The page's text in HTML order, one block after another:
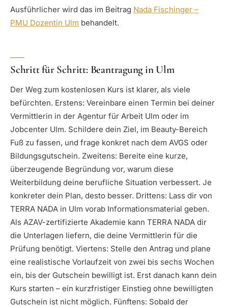
Ausführlicher wird das im Beitrag Nada Fischinger –
PMU Dozentin Ulm behandelt.
Schritt für Schritt: Beantragung in Ulm
Der Weg zum kostenlosen Kurs ist klarer, als viele
befürchten. Erstens: Vereinbare einen Termin bei deiner
Vermittlerin in der Agentur für Arbeit Ulm oder im
Jobcenter Ulm. Schildere dein Ziel, im Beauty-Bereich
Fuß zu fassen, und frage konkret nach dem AVGS oder
Bildungsgutschein. Zweitens: Bereite eine kurze,
überzeugende Begründung vor, warum diese
Weiterbildung deine berufliche Situation verbessert. Je
konkreter dein Plan, desto besser. Drittens: Lass dir von
TERRA NADA in Ulm vorab Informationsmaterial geben.
Als AZAV-zertifizierte Akademie kann TERRA NADA dir
die Unterlagen liefern, die deine Vermittlerin für die
Prüfung benötigt. Viertens: Stelle den Antrag und plane
eine realistische Vorlaufzeit von zwei bis sechs Wochen
ein, bis der Gutschein bewilligt ist. Erst danach kann dein
Kurs starten – ein kurzfristiger Einstieg ohne bewilligten
Gutschein ist nicht möglich. Fünftens: Sobald der